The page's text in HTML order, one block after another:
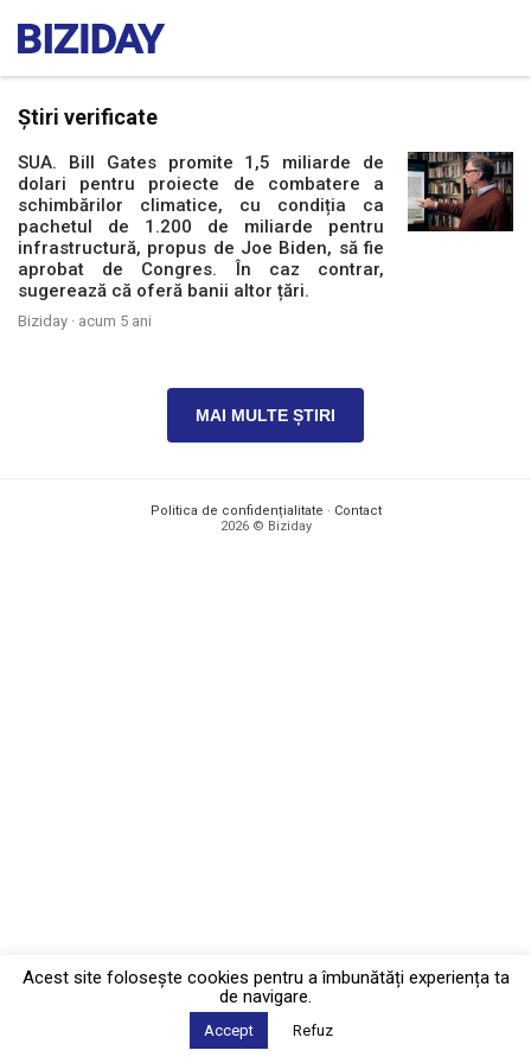
Știri verificate
SUA. Bill Gates promite 1,5 miliarde de
dolari pentru proiecte de combatere a
schimbărilor climatice, cu condiția ca
pachetul de 1.200 de miliarde pentru
infrastructură, propus de Joe Biden, să fie
aprobat de Congres. În caz contrar,
sugerează că oferă banii altor țări.
Biziday · acum 5 ani
MAI MULTE ȘTIRI
Politica de confidențialitate · Contact
2026 © Biziday
Acest site foloseşte cookies pentru a îmbunătăți experiența ta
de navigare.
Accept Refuz